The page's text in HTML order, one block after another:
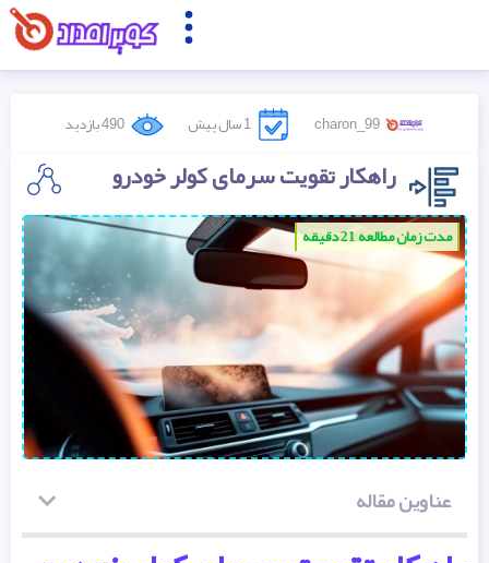
charon_99 1 سال پیش 490 بازدید
راهکار تقویت سرمای کولر خودرو
مدت زمان مطالعه 21 دقیقه
عناوین مقاله